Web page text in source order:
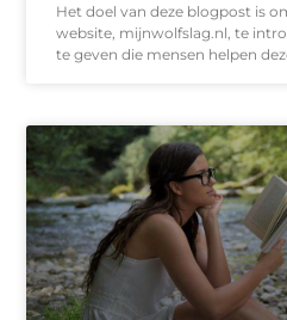
Het doel van deze blogpost is
website, mijnwolfslag.nl, te
te geven die mensen helpen